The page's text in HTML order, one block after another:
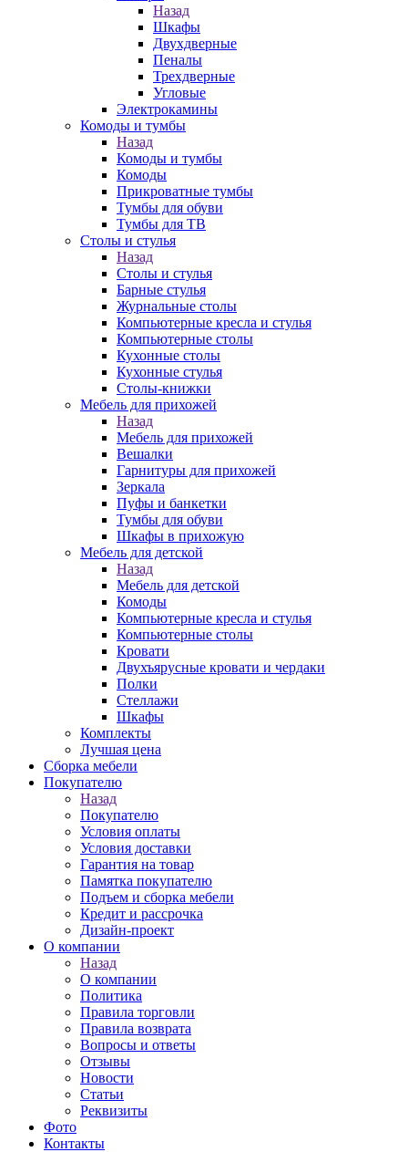
Назад
Шкафы
Двухдверные
Пеналы
Трехдверные
Угловые
Электрокамины
Комоды и тумбы
Назад
Комоды и тумбы
Комоды
Прикроватные тумбы
Тумбы для обуви
Тумбы для ТВ
Столы и стулья
Назад
Столы и стулья
Барные стулья
Журнальные столы
Компьютерные кресла и стулья
Компьютерные столы
Кухонные столы
Кухонные стулья
Столы-книжки
Мебель для прихожей
Назад
Мебель для прихожей
Вешалки
Гарнитуры для прихожей
Зеркала
Пуфы и банкетки
Тумбы для обуви
Шкафы в прихожую
Мебель для детской
Назад
Мебель для детской
Комоды
Компьютерные кресла и стулья
Компьютерные столы
Кровати
Двухъярусные кровати и чердаки
Полки
Стеллажи
Шкафы
Комплекты
Лучшая цена
Сборка мебели
Покупателю
Назад
Покупателю
Условия оплаты
Условия доставки
Гарантия на товар
Памятка покупателю
Подъем и сборка мебели
Кредит и рассрочка
Дизайн-проект
О компании
Назад
О компании
Политика
Правила торговли
Правила возврата
Вопросы и ответы
Отзывы
Новости
Статьи
Реквизиты
Фото
Контакты